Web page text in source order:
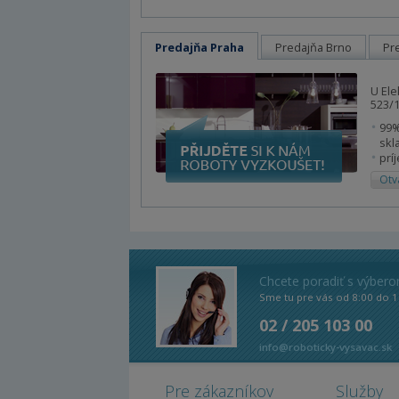
Predajňa Praha Predajňa Brno
U
523/
Chcete poradiť s
Sme tu pre vás od 8:00 do
02 / 205 103 00
info@roboticky-vysavac.sk
Pre zákazníkov Služby